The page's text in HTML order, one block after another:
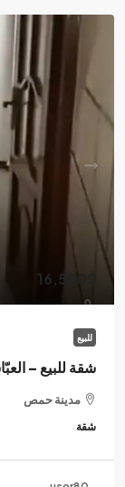
16,500$
للبيع
شقة للبيع –
مدينة حمص
شقة